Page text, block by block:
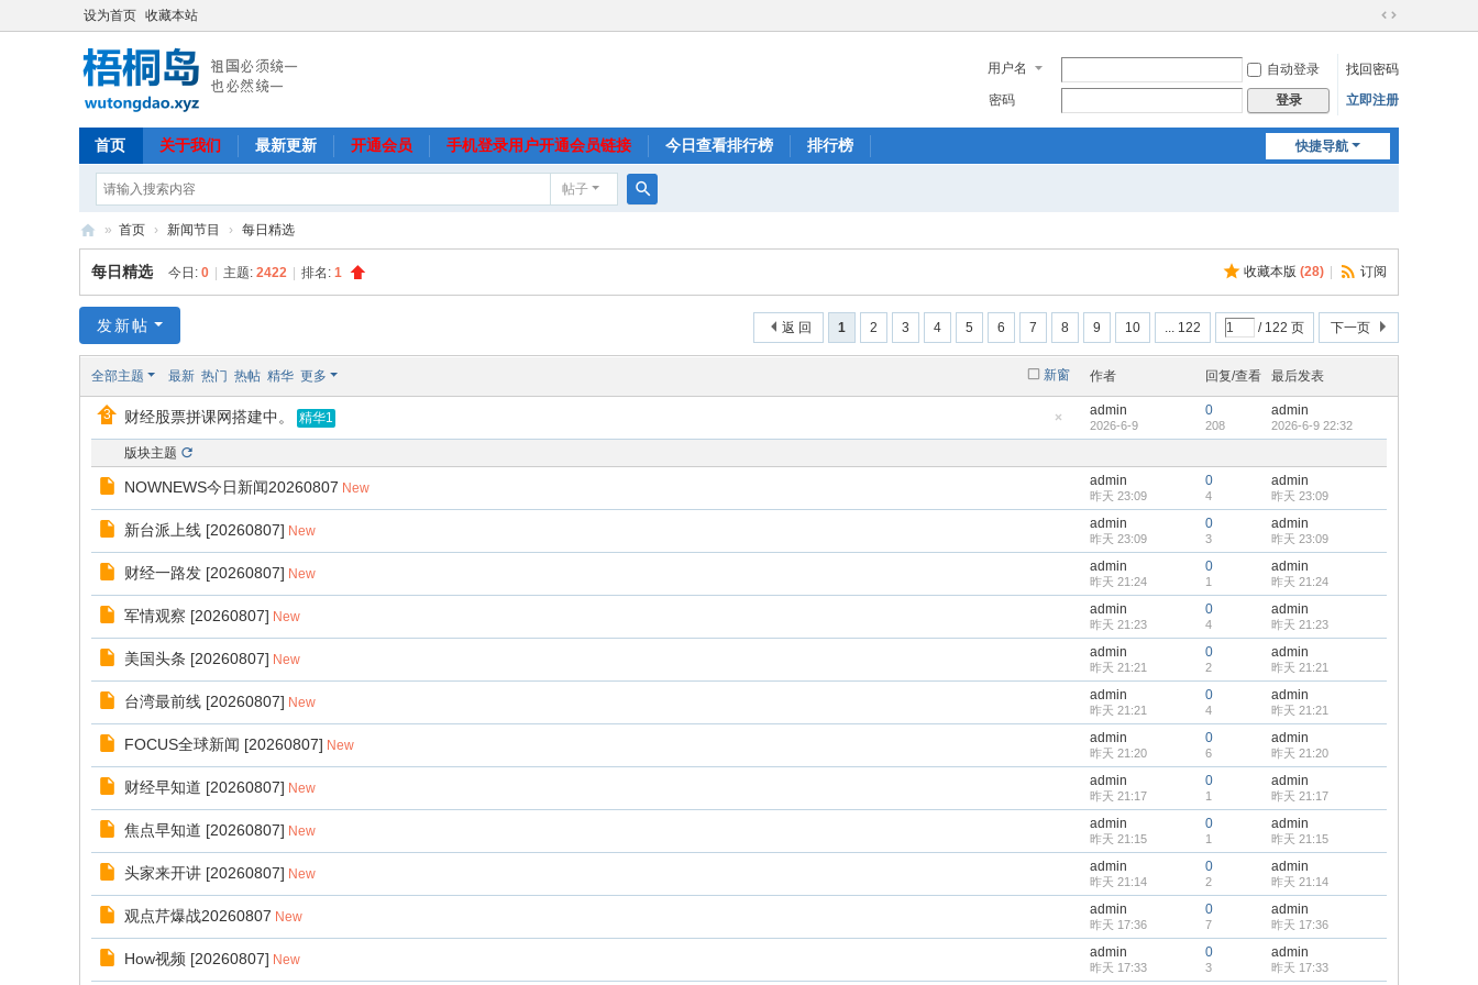
设为首页 收藏本站
切
到
宽
用户名 自动登录
找回密码
密码
登录 立即注册
快捷导航
首页 关于我们 最新更新 开通会员 手机登录用户开通会员链接 今日查看排行榜 排行榜
帖子
索
梧
桐
» 首页 › 新闻节目 › 每日精选
收藏本版 (28) 订阅
每日精选 今日: 0 主题: 2422 排名: 1
1 2 3 4 5 6 7 8 9 10 ... 122 / 122 页 下一页
返 回
发新帖
新窗
全部主题 最新 热门 热帖 精华 更多 作者 回复/查看 最后发表
藏
顶
财经股票拼课网搭建中。 精华1
admin
2026-6-9
0
208
admin
2026-6-9 22:32
版块主题
NOWNEWS今日新闻20260807 New admin
昨天 23:09
0
4
admin
昨天 23:09
新台派上线 [20260807] New admin
昨天 23:09
0
3
admin
昨天 23:09
财经一路发 [20260807] New admin
昨天 21:24
0
1
admin
昨天 21:24
军情观察 [20260807] New admin
昨天 21:23
0
4
admin
昨天 21:23
美国头条 [20260807] New admin
昨天 21:21
0
2
admin
昨天 21:21
台湾最前线 [20260807] New admin
昨天 21:21
0
4
admin
昨天 21:21
FOCUS全球新闻 [20260807] New admin
昨天 21:20
0
6
admin
昨天 21:20
财经早知道 [20260807] New admin
昨天 21:17
0
1
admin
昨天 21:17
焦点早知道 [20260807] New admin
昨天 21:15
0
1
admin
昨天 21:15
头家来开讲 [20260807] New admin
昨天 21:14
0
2
admin
昨天 21:14
观点芹爆战20260807 New admin
昨天 17:36
0
7
admin
昨天 17:36
How视频 [20260807] New admin
昨天 17:33
0
3
admin
昨天 17:33